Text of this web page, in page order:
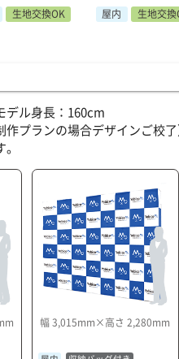
生地交換OK
屋内
生地交換
ル身長：160cm
プランの場合デザインご校
幅 3,015mm×高さ 2,280mm